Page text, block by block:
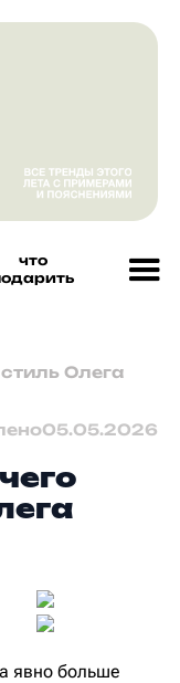
что
Олега
05.05.2026
явно больше